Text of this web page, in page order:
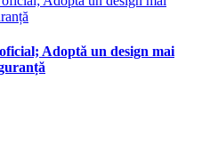
Adoptă un design mai